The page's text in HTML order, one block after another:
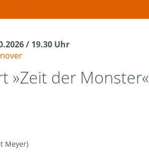
»Zeit der Monster«
/ 19.30 Uhr
Meyer)